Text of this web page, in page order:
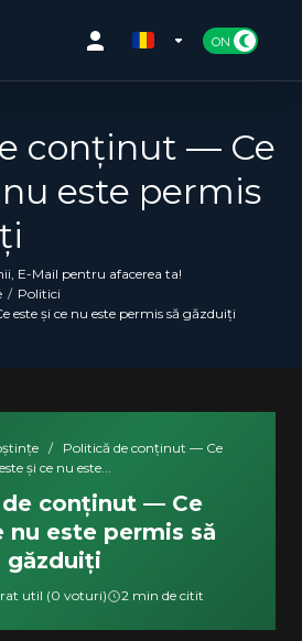
conținut — Ce
este permis
E-Mail pentru afacerea ta!
Politici
este și ce nu este permis să găzduiți
/
Politică de conținut — Ce
este și ce nu este...
conținut — Ce
nu este permis să
găzduiți
util (0 voturi) 2 min de citit